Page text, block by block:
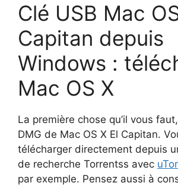
Clé USB Mac
Capitan depuis
Windows :
Mac OS X
La première chose qu’il vous
DMG de Mac OS X El Capitan.
télécharger directement depuis
de recherche Torrentss avec
par exemple. Pensez aussi à